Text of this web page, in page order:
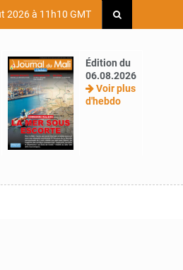
2026 à 11h10 GMT
Édition du
06.08.2026
Voir plus
d'hebdo